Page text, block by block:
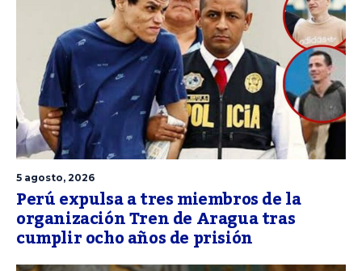
5 agosto, 2026
Perú expulsa a tres miembros de la
organización Tren de Aragua tras
cumplir ocho años de prisión